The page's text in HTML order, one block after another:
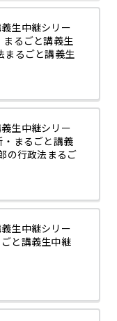
生中継シリー
まるごと講義生
まるごと講義生
生中継シリー
・まるごと講義
の行政法まるご
生中継シリー
と講義生中継